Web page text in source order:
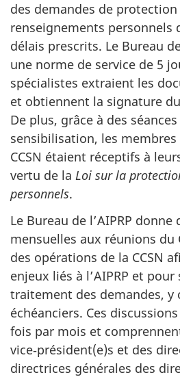
des demandes de protection
renseignements personnels
délais prescrits. Le Bureau
une norme de service de 5
spécialistes extraient les
et obtiennent la signature
De plus, grâce à des
sensibilisation, les
CCSN étaient réceptifs à
vertu de la Loi sur la
personnels.
Le Bureau de l’AIPRP
mensuelles aux réunions du
des opérations de la CCSN
enjeux liés à l’AIPRP et
traitement des demandes, y
échéanciers. Ces
fois par mois et
vice‑président(e)s et des
directrices générales des